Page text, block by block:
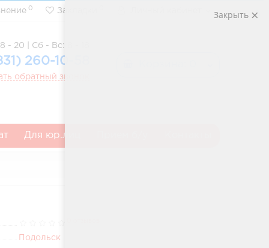
0 Закладки
- 20 | Сб - Вс: 8 - 18
260-10-58
обратный звонок
Для юр.лиц
Подольск
Закрыть